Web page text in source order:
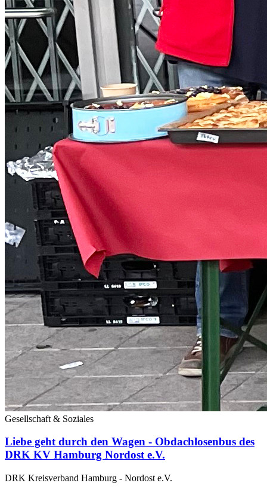
Gesellschaft & Soziales
Liebe geht durch den Wagen - Obdachlosenbus des
DRK KV Hamburg Nordost e.V.
DRK Kreisverband Hamburg - Nordost e.V.